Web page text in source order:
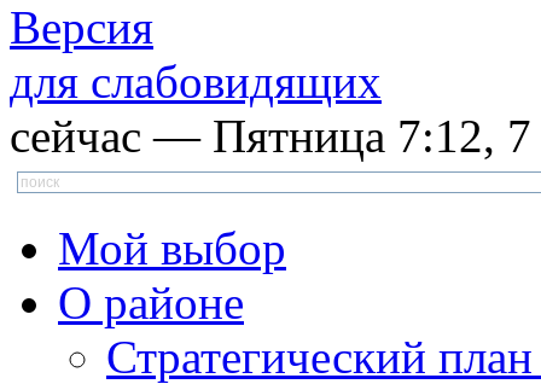
Версия
для слабовидящих
сейчас — Пятница 7:12, 7
Мой выбор
О районе
Стратегический